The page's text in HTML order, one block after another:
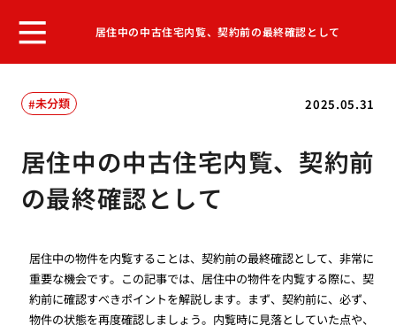
居住中の中古住宅内覧、契約前の最終確認として
2025.05.31
未分類
居住中の中古住宅内覧、契約前
の最終確認として
居住中の物件を内覧することは、契約前の最終確認として、非常に
重要な機会です。この記事では、居住中の物件を内覧する際に、契
約前に確認すべきポイントを解説します。まず、契約前に、必ず、
物件の状態を再度確認しましょう。内覧時に見落としていた点や、